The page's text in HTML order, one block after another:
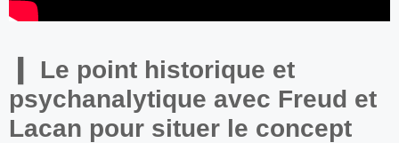
Le point historique et
psychanalytique avec Freud et
Lacan pour situer le concept